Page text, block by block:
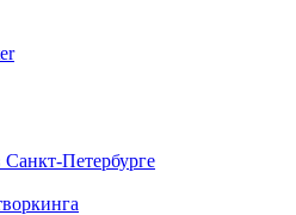
Петербурге